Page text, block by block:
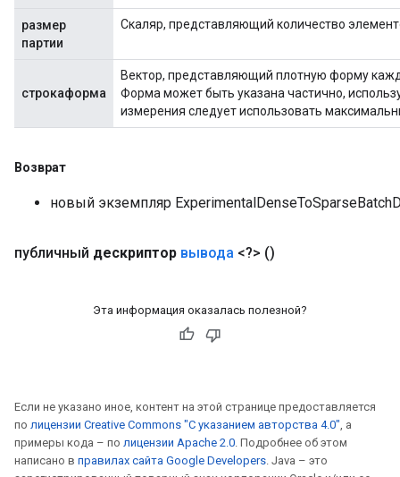
размер
партии
Скаляр, представляющий количество
строкаформа
Вектор, представляющий плотную форму
Форма может быть указана частично,
измерения следует использовать
Возврат
новый экземпляр
публичный дескриптор вывода <?> ()
Эта информация оказалась полезной?
Если не указано иное, контент на этой странице предоставляется
по лицензии Creative Commons "С указанием авторства 4.0", а
примеры кода – по лицензии Apache 2.0. Подробнее об этом
написано в правилах сайта Google Developers. Java – это